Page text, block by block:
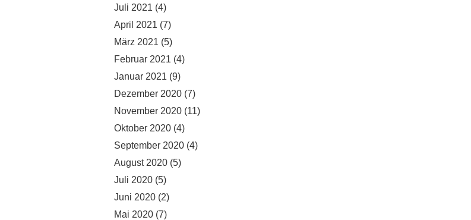
Juli 2021 (4)
April 2021 (7)
März 2021 (5)
Februar 2021 (4)
Januar 2021 (9)
Dezember 2020 (7)
November 2020 (11)
Oktober 2020 (4)
September 2020 (4)
August 2020 (5)
Juli 2020 (5)
Juni 2020 (2)
Mai 2020 (7)